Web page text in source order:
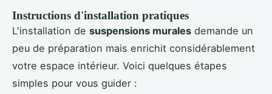
Instructions d'installation pratiques
L'installation de suspensions murales demande un
peu de préparation mais enrichit considérablement
votre espace intérieur. Voici quelques étapes
simples pour vous guider :